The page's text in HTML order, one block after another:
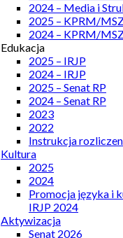
2024 – Media i
2025 – KPRM/
2024 – KPRM/
Edukacja
2025 – IRJP
2024 – IRJP
2025 – Senat RP
2024 – Senat RP
2023
2022
Instrukcja
Kultura
2025
2024
Promocja języka i
IRJP 2024
Aktywizacja
Senat 2026